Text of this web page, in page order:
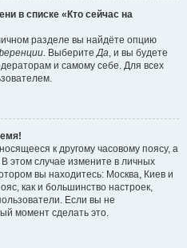
в списке «Кто сейчас на
разделе вы найдёте опцию
. ВыберитеДа, и вы будете
и самому себе. Для всех
к другому часовому поясу, а
этом случае измените в личных
вы находитесь: Москва, Киев и
как и большинство настроек,
Если вы не
момент сделать это.